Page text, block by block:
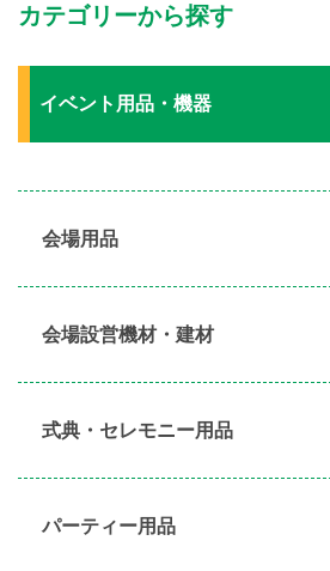
カテゴリーから探す
イベント用品・機器
会場用品
会場設営機材・建材
式典・セレモニー用品
パーティー用品​